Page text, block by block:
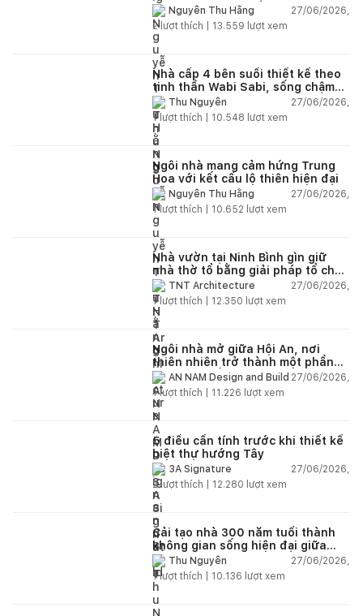
Nguyễn Thu Hằng
27/06/2026,
2lượt thích | 13.559 lượt xem
Nhà cấp 4 bên suối thiết kế theo
tinh thần Wabi Sabi, sống chậm
giữa thiên nhiên
Thu Nguyễn
27/06/2026,
1lượt thích | 10.548 lượt xem
Ngôi nhà mang cảm hứng Trung
Hoa với kết cấu lộ thiên hiện đại
Nguyễn Thu Hằng
27/06/2026,
1lượt thích | 10.652 lượt xem
Nhà vườn tại Ninh Bình gìn giữ
nhà thờ tổ bằng giải pháp tổ chức
lại không gian
TNT Architecture
27/06/2026,
1lượt thích | 12.350 lượt xem
Ngôi nhà mở giữa Hội An, nơi
thiên nhiên trở thành một phần
của cuộc sống
AN NAM Design and Build 27/06/2026,
1lượt thích | 11.226 lượt xem
5 điều cần tính trước khi thiết kế
biệt thự hướng Tây
3A Signature
27/06/2026,
2lượt thích | 12.280 lượt xem
Cải tạo nhà 300 năm tuổi thành
không gian sống hiện đại giữa
thiên nhiên
Thu Nguyễn
27/06/2026,
1lượt thích | 10.136 lượt xem